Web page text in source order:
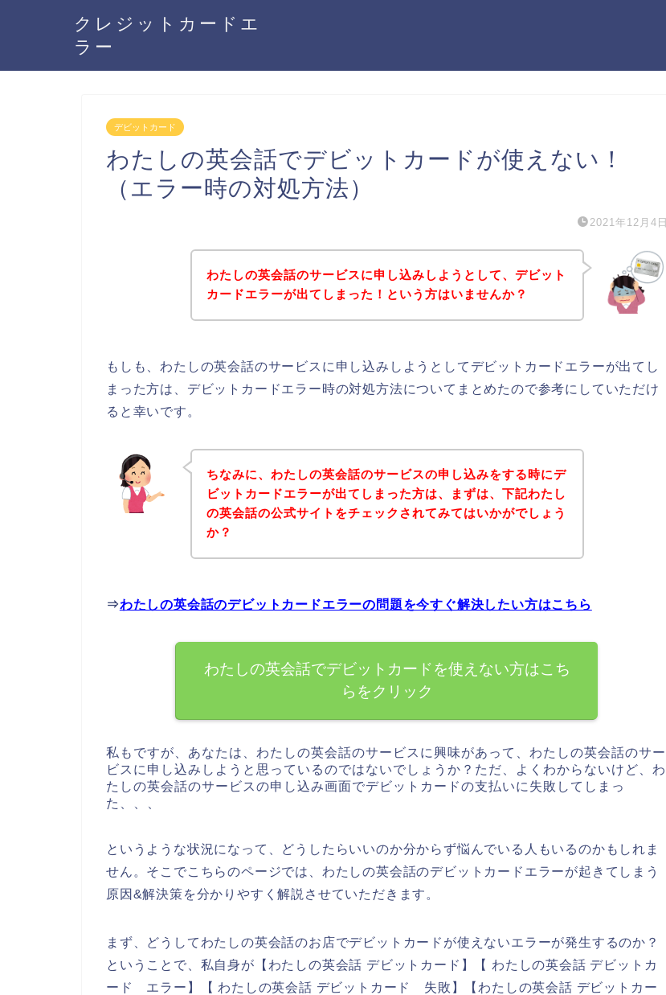
クレジットカードエ
ラー
デビットカード
わたしの英会話でデビットカードが使えない！
（エラー時の対処方法）
2021年12月4日
わたしの英会話のサービスに申し込みしようとして、デビット
カードエラーが出てしまった！という方はいませんか？
もしも、わたしの英会話のサービスに申し込みしようとしてデビットカードエラーが出てし
まった方は、デビットカードエラー時の対処方法についてまとめたので参考にしていただけ
ると幸いです。
ちなみに、わたしの英会話のサービスの申し込みをする時にデ
ビットカードエラーが出てしまった方は、まずは、下記わたし
の英会話の公式サイトをチェックされてみてはいかがでしょう
か？
⇒わたしの英会話のデビットカードエラーの問題を今すぐ解決したい方はこちら
わたしの英会話でデビットカードを使えない方はこち
らをクリック
私もですが、あなたは、わたしの英会話のサービスに興味があって、わたしの英会話のサー
ビスに申し込みしようと思っているのではないでしょうか？ただ、よくわからないけど、わ
たしの英会話のサービスの申し込み画面でデビットカードの支払いに失敗してしまっ
た、、、
というような状況になって、どうしたらいいのか分からず悩んでいる人もいるのかもしれま
せん。そこでこちらのページでは、わたしの英会話のデビットカードエラーが起きてしまう
原因&解決策を分かりやすく解説させていただきます。
まず、どうしてわたしの英会話のお店でデビットカードが使えないエラーが発生するのか？
ということで、私自身が【わたしの英会話 デビットカード】【 わたしの英会話 デビットカ
ード エラー】【 わたしの英会話 デビットカード 失敗】【わたしの英会話 デビットカー